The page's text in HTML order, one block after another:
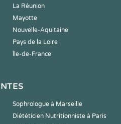
La Réunion
Mayotte
Nouvelle-Aquitaine
Pays de la Loire
Île-de-France
Sophrologue à Marseille
Diététicien Nutritionniste à Paris